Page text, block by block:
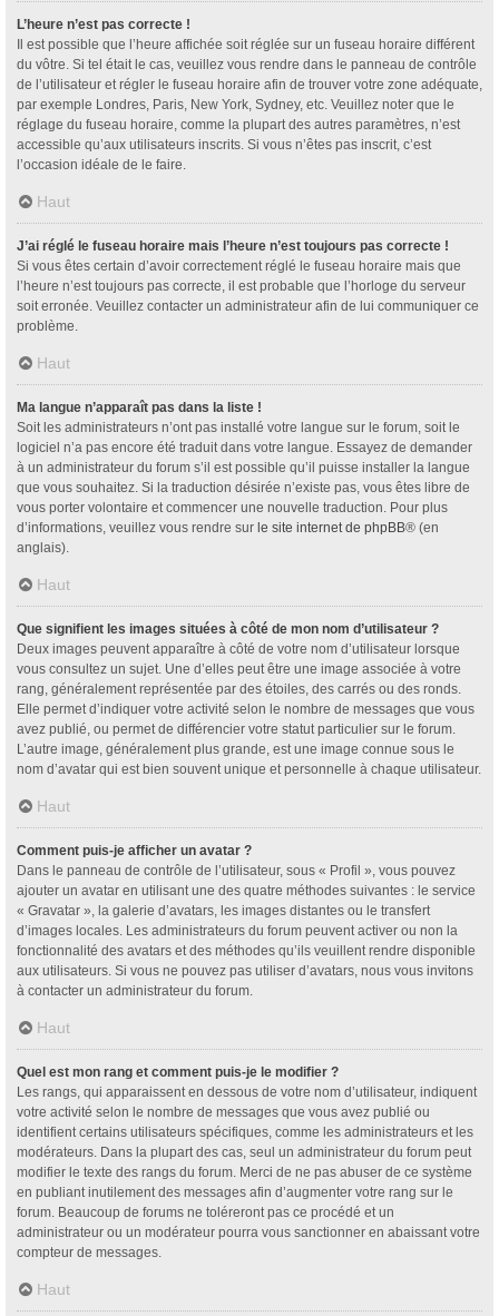
L’heure n’est pas correcte !
Il est possible que l’heure affichée soit réglée sur un fuseau horaire différent
du vôtre. Si tel était le cas, veuillez vous rendre dans le panneau de contrôle
de l’utilisateur et régler le fuseau horaire afin de trouver votre zone adéquate,
par exemple Londres, Paris, New York, Sydney, etc. Veuillez noter que le
réglage du fuseau horaire, comme la plupart des autres paramètres, n’est
accessible qu’aux utilisateurs inscrits. Si vous n’êtes pas inscrit, c’est
l’occasion idéale de le faire.
Haut
J’ai réglé le fuseau horaire mais l’heure n’est toujours pas correcte !
Si vous êtes certain d’avoir correctement réglé le fuseau horaire mais que
l’heure n’est toujours pas correcte, il est probable que l’horloge du serveur
soit erronée. Veuillez contacter un administrateur afin de lui communiquer ce
problème.
Haut
Ma langue n’apparaît pas dans la liste !
Soit les administrateurs n’ont pas installé votre langue sur le forum, soit le
logiciel n’a pas encore été traduit dans votre langue. Essayez de demander
à un administrateur du forum s’il est possible qu’il puisse installer la langue
que vous souhaitez. Si la traduction désirée n’existe pas, vous êtes libre de
vous porter volontaire et commencer une nouvelle traduction. Pour plus
d’informations, veuillez vous rendre sur le site internet de phpBB® (en
anglais).
Haut
Que signifient les images situées à côté de mon nom d’utilisateur ?
Deux images peuvent apparaître à côté de votre nom d’utilisateur lorsque
vous consultez un sujet. Une d’elles peut être une image associée à votre
rang, généralement représentée par des étoiles, des carrés ou des ronds.
Elle permet d’indiquer votre activité selon le nombre de messages que vous
avez publié, ou permet de différencier votre statut particulier sur le forum.
L’autre image, généralement plus grande, est une image connue sous le
nom d’avatar qui est bien souvent unique et personnelle à chaque utilisateur.
Haut
Comment puis-je afficher un avatar ?
Dans le panneau de contrôle de l’utilisateur, sous « Profil », vous pouvez
ajouter un avatar en utilisant une des quatre méthodes suivantes : le service
« Gravatar », la galerie d’avatars, les images distantes ou le transfert
d’images locales. Les administrateurs du forum peuvent activer ou non la
fonctionnalité des avatars et des méthodes qu’ils veuillent rendre disponible
aux utilisateurs. Si vous ne pouvez pas utiliser d’avatars, nous vous invitons
à contacter un administrateur du forum.
Haut
Quel est mon rang et comment puis-je le modifier ?
Les rangs, qui apparaissent en dessous de votre nom d’utilisateur, indiquent
votre activité selon le nombre de messages que vous avez publié ou
identifient certains utilisateurs spécifiques, comme les administrateurs et les
modérateurs. Dans la plupart des cas, seul un administrateur du forum peut
modifier le texte des rangs du forum. Merci de ne pas abuser de ce système
en publiant inutilement des messages afin d’augmenter votre rang sur le
forum. Beaucoup de forums ne toléreront pas ce procédé et un
administrateur ou un modérateur pourra vous sanctionner en abaissant votre
compteur de messages.
Haut